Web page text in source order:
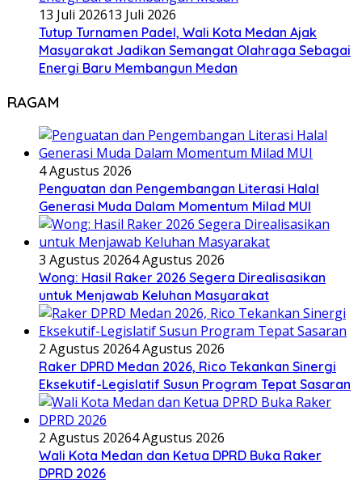
13 Juli 202613 Juli 2026
Tutup Turnamen Padel, Wali Kota Medan Ajak
Masyarakat Jadikan Semangat Olahraga Sebagai
Energi Baru Membangun Medan
RAGAM
4 Agustus 2026
Penguatan dan Pengembangan Literasi Halal
Generasi Muda Dalam Momentum Milad MUI
3 Agustus 20264 Agustus 2026
Wong: Hasil Raker 2026 Segera Direalisasikan
untuk Menjawab Keluhan Masyarakat
2 Agustus 20264 Agustus 2026
Raker DPRD Medan 2026, Rico Tekankan Sinergi
Eksekutif-Legislatif Susun Program Tepat Sasaran
2 Agustus 20264 Agustus 2026
Wali Kota Medan dan Ketua DPRD Buka Raker
DPRD 2026